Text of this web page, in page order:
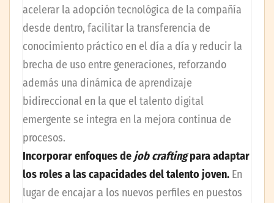
acelerar la adopción tecnológica de la compañía
desde dentro, facilitar la transferencia de
conocimiento práctico en el día a día y reducir la
brecha de uso entre generaciones, reforzando
además una dinámica de aprendizaje
bidireccional en la que el talento digital
emergente se integra en la mejora continua de
procesos.
Incorporarenfoques de job craftingpara adaptar
los roles a las capacidades del talento joven. En
lugar de encajar a los nuevos perfiles en puestos